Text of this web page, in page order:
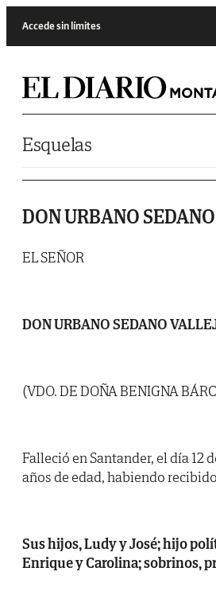
Accede sin límites
Esquelas
DON URBANO
EL SEÑOR
DON URBANO SEDANO
(VDO. DE DOÑA BENIGNA
Falleció en Santander, el día 12
años de edad, habiendo recibido
Sus hijos, Ludy y José; hijo
Enrique y Carolina; sobrinos,